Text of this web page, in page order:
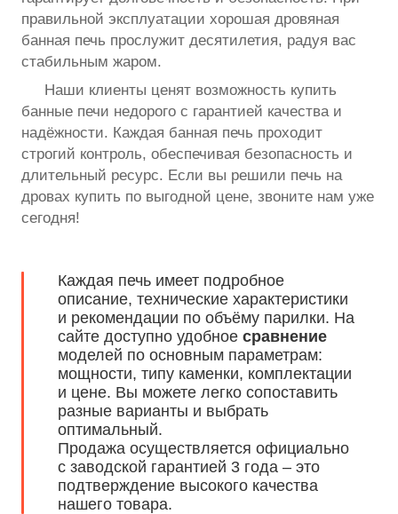
правильной эксплуатации хорошая дровяная
банная печь прослужит десятилетия, радуя вас
стабильным жаром.
Наши клиенты ценят возможность купить
банные печи недорого с гарантией качества и
надёжности. Каждая банная печь проходит
строгий контроль, обеспечивая безопасность и
длительный ресурс. Если вы решили печь на
дровах купить по выгодной цене, звоните нам уже
сегодня!
Каждая печь имеет подробное
описание, технические характеристики
и рекомендации по объёму парилки. На
сайте доступно удобное сравнение
моделей по основным параметрам:
мощности, типу каменки, комплектации
и цене. Вы можете легко сопоставить
разные варианты и выбрать
оптимальный.
Продажа осуществляется официально
с заводской гарантией 3 года – это
подтверждение высокого качества
нашего товара.